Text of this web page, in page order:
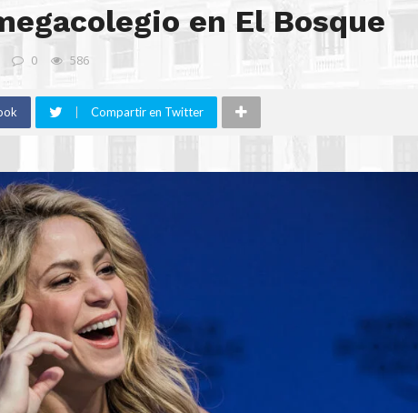
en El Bosque
0 586
Compartir en Twitter